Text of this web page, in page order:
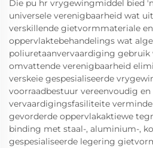
Die pu hr vrygewingmiddel bied
universele verenigbaarheid wat
verskillende gietvormmateriale en
oppervlaktebehandelings wat
poliuretaanvervaardiging gebruik
omvattende verenigbaarheid
verskeie gespesialiseerde
voorraadbestuur vereenvoudig
vervaardigingsfasiliteite
gevorderde oppervlakaktiewe
binding met staal-, aluminium-,
gespesialiseerde legering